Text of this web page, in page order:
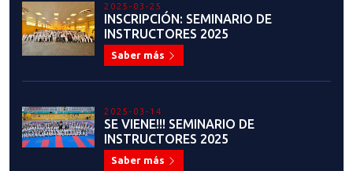
2025-03-25
INSCRIPCIÓN: SEMINARIO DE
INSTRUCTORES 2025
Saber más
2025-03-14
SE VIENE!!! SEMINARIO DE
INSTRUCTORES 2025
Saber más